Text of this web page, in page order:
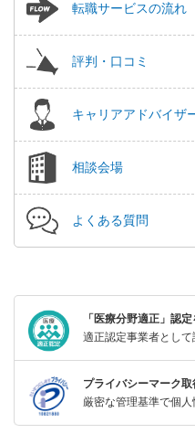
転職サービスの流れ
評判・口コミ
キャリアアドバイザ
相談会場
よくある質問
「医療分野適正」認
適正認定事業者として
プライバシーマーク取
厳密な管理基準で個人